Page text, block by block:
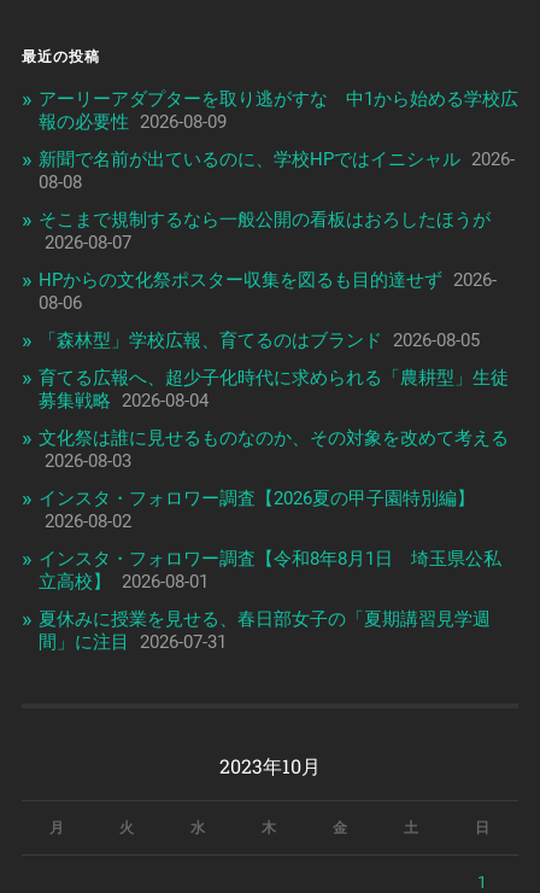
最近の投稿
アーリーアダプターを取り逃がすな 中1から始める学校広
報の必要性
2026-08-09
新聞で名前が出ているのに、学校HPではイニシャル 2026-
08-08
そこまで規制するなら一般公開の看板はおろしたほうが
2026-08-07
HPからの文化祭ポスター収集を図るも目的達せず 2026-
08-06
「森林型」学校広報、育てるのはブランド
2026-08-05
育てる広報へ、超少子化時代に求められる「農耕型」生徒
募集戦略
2026-08-04
文化祭は誰に見せるものなのか、その対象を改めて考える
2026-08-03
インスタ・フォロワー調査【2026夏の甲子園特別編】
2026-08-02
インスタ・フォロワー調査【令和8年8月1日 埼玉県公私
立高校】
2026-08-01
夏休みに授業を見せる、春日部女子の「夏期講習見学週
間」に注目
2026-07-31
2023年10月
月 火 水 木 金 土 日
1